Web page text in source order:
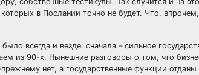
в Послании точно не будет. Что,
всегда и везде: сначала – сильное
из 90-х. Нынешние разговоры о том, что
нет, а государственные функции